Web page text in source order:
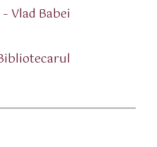
Vlad Babei